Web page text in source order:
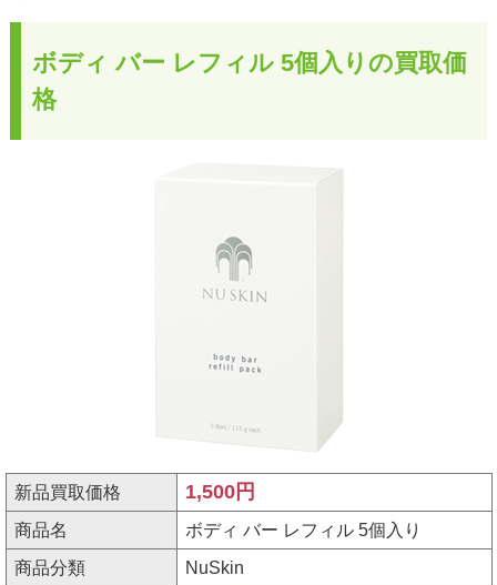
ボディ バー レフィル 5個入りの買取価
格
新品買取価格 1,500円
商品名
ボディ バー レフィル 5個入り
商品分類
NuSkin